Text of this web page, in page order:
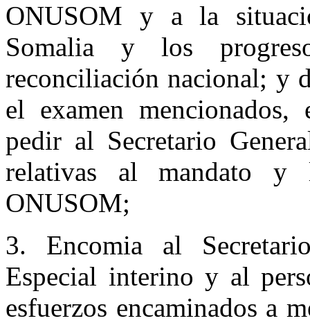
ONUSOM y a la
Somalia y los
reconciliación nacional; y
el examen
pedir al Secretario
relativas al mandato y
ONUSOM;
3. Encomia al
Especial interino y al
esfuerzos encaminados a